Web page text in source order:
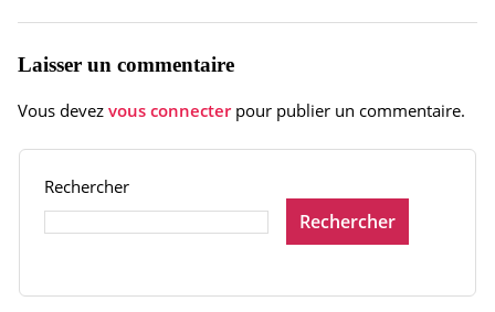
Laisser un commentaire
Vous devez vous connecterpour publier un commentaire.
Rechercher
Rechercher